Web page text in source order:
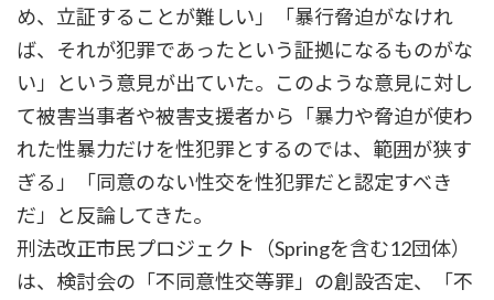
め、立証することが難しい」「暴行脅迫がなけれ
ば、それが犯罪であったという証拠になるものがな
い」という意見が出ていた。このような意見に対し
て被害当事者や被害支援者から「暴力や脅迫が使わ
れた性暴力だけを性犯罪とするのでは、範囲が狭す
ぎる」「同意のない性交を性犯罪だと認定すべき
だ」と反論してきた。
刑法改正市民プロジェクト（Springを含む12団体）
は、検討会の「不同意性交等罪」の創設否定、「不